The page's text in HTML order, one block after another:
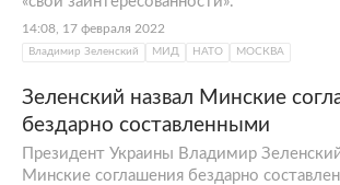
14:08, 17 февраля 2022
Владимир Зеленский МИД НАТО МОСКВА
Зеленский назвал Минские
бездарно составленными
Президент Украины Владимир
Минские соглашения бездарно